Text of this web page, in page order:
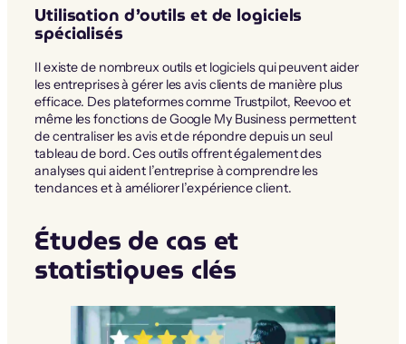
Utilisation d’outils et de logiciels
spécialisés
Il existe de nombreux outils et logiciels qui peuvent aider
les entreprises à gérer les avis clients de manière plus
efficace. Des plateformes comme Trustpilot, Reevoo et
même les fonctions de Google My Business permettent
de centraliser les avis et de répondre depuis un seul
tableau de bord. Ces outils offrent également des
analyses qui aident l’entreprise à comprendre les
tendances et à améliorer l’expérience client.
Études de cas et
statistiques clés